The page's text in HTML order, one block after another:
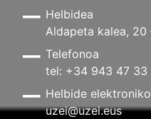
Helbidea
Aldapeta kalea,
Telefonoa
tel: +34 943 47 33
Helbide
uzei@uzei.eus